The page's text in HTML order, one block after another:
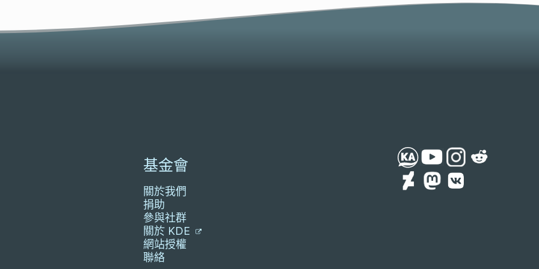
基金會
關於我們
捐助
參與社群
關於 KDE
網站授權
聯絡